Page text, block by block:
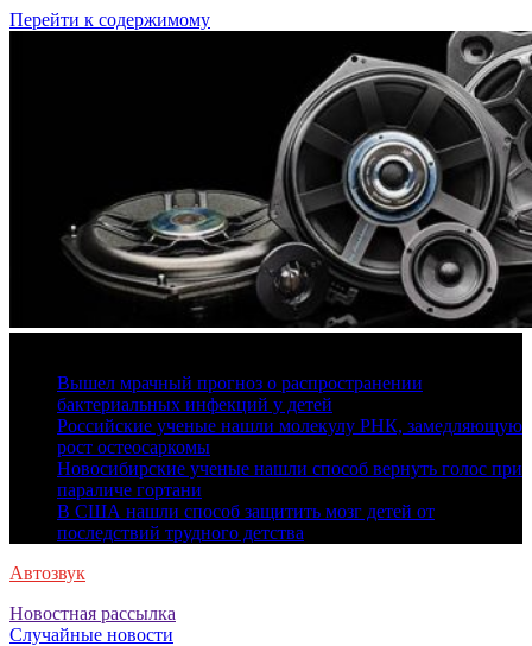
Перейти к содержимому
Вышел мрачный прогноз о распространении
бактериальных инфекций у детей
Российские ученые нашли молекулу РНК, замедляющую
рост остеосаркомы
Новосибирские ученые нашли способ вернуть голос при
параличе гортани
В США нашли способ защитить мозг детей от
последствий трудного детства
Автозвук
Новостная рассылка
Случайные новости